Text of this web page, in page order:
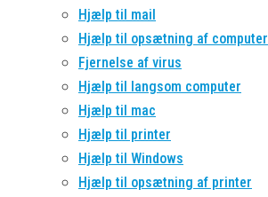
Hjælp til mail
Hjælp til opsætning af computer
Fjernelse af virus
Hjælp til langsom computer
Hjælp til mac
Hjælp til printer
Hjælp til Windows
Hjælp til opsætning af printer